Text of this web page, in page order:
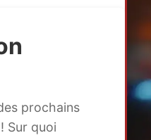
prochains
Sur quoi